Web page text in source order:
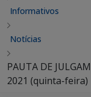
Informativos
Notícias
PAUTA DE
2021 (quinta-feira)